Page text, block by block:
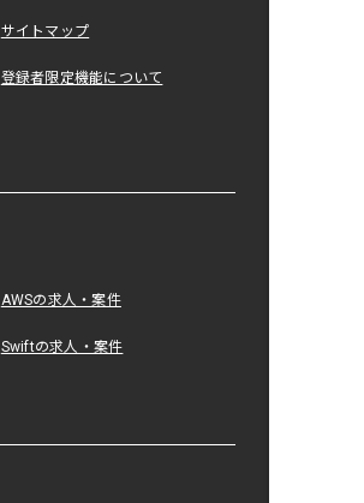
サイトマップ
登録者限定機能について
AWSの求人・案件
Swiftの求人・案件